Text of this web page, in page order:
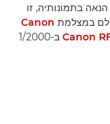
בתמונותיה, זו
במצלמת Canon
Canon
ב-1/2000